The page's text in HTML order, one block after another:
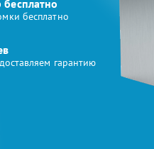
бесплатно
гарантию